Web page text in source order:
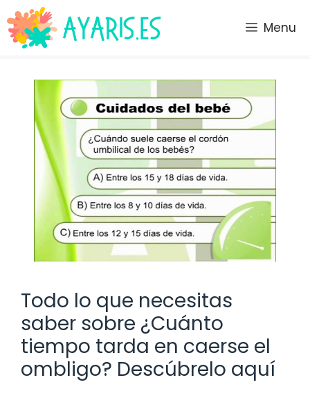
Saltar
al
contenido
Menu
Todo lo que necesitas
saber sobre ¿Cuánto
tiempo tarda en caerse el
ombligo? Descúbrelo aquí